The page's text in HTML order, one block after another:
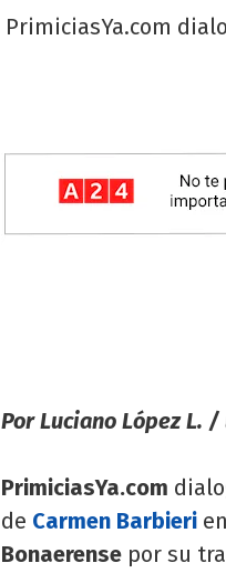
PrimiciasYa.com
Por Luciano López L. /
PrimiciasYa.com
de Carmen Barbieri en
Bonaerense por su